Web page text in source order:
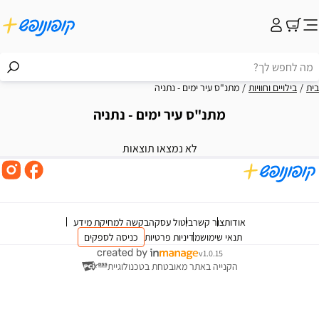
בית בילויים וחוויות מתנ"ס עיר ימים - נתניה
מתנ"ס עיר ימים - נתניה
לא נמצאו תוצאות
אודותצור קשרביטול עסקהבקשה למחיקת מידע
תנאי שימושמדיניות פרטיות כניסה לספקים
v1.0.15
הקנייה באתר מאובטחת בטכנולוגיית